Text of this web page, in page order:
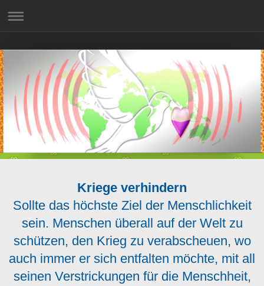
Kriege verhindern
Sollte das höchste Ziel der Menschlichkeit
sein. Menschen überall auf der Welt zu
schützen, den Krieg zu verabscheuen, wo
auch immer er sich entfalten möchte, mit all
seinen Verstrickungen für die Menschheit,